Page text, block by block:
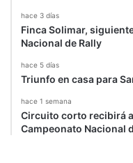
hace 3 días
Finca Solimar,
Nacional de Rally
hace 5 días
Triunfo en casa para
hace 1 semana
Circuito corto recibirá
Campeonato Nacional